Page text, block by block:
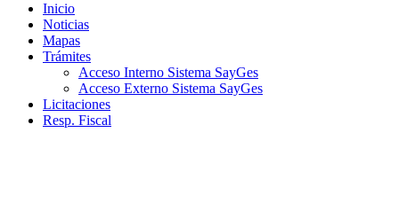
Inicio
Noticias
Mapas
Trámites
Acceso Interno Sistema SayGes
Acceso Externo Sistema SayGes
Licitaciones
Resp. Fiscal